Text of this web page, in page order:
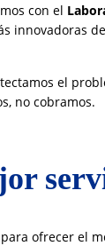
con el
innovadoras
el
no cobramos.
ofrecer el